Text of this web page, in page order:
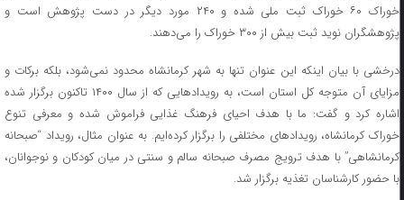
خوراک ۶۰ خوراک ثبت ملی شده و ۲۴۰ مورد دیگر در دست پژوهش است و
پژوهشگران نوید ثبت بیش از ۳۰۰ خوراک را می‌دهند.
درخشی با بیان اینکه این عنوان تنها به شهر کرمانشاه محدود نمی‌شود، بلکه برکات و
مزایای آن متوجه کل استان است، به رویدادهایی که از سال ۱۴۰۰ تاکنون برگزار شده
اشاره کرد و گفت: ما با هدف احیای فرهنگ غذایی فراموش شده و معرفی تنوع
خوراک کرمانشاه، رویدادهای مختلفی را برگزار کرده‌ایم. به عنوان مثال، رویداد “صبحانه
کرمانشاهی” با هدف ترویج مصرف صبحانه سالم و سنتی در میان کودکان و نوجوانان،
با حضور کارشناسان تغذیه برگزار شد.